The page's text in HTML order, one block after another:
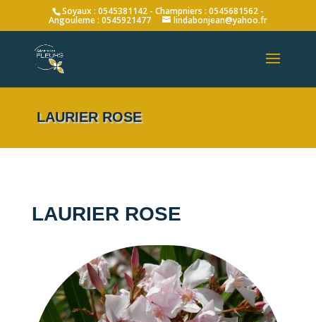
Soyaux : 0545381142 - Champniers : 0545681562 -
Angouleme : 0545921477 lindabonjean@yahoo.fr
LAURIER ROSE
LAURIER ROSE